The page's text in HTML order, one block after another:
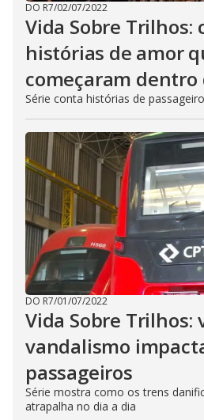
DO R7/02/07/2022
Vida Sobre Trilhos:
histórias de amor
começaram dentro
Série conta histórias de
DO R7/01/07/2022
Vida Sobre Trilhos:
vandalismo
passageiros
Série mostra como os trens
atrapalha no dia a dia